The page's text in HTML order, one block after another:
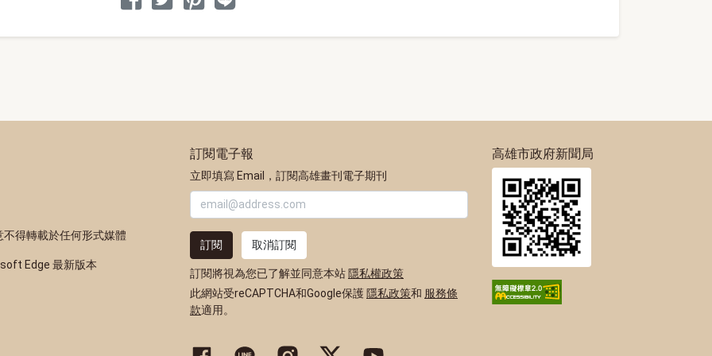
得轉載於任何形式媒體
Edge 最新版本
訂閱電子報
立即填寫 Email，訂閱高雄畫刊電子期刊
訂閱 取消訂閱
訂閱將視為您已了解並同意本站隱私權政策
此網站受reCAPTCHA和Google保護隱私政策和 服務條
款適用。
高雄市政府新聞局Facebook粉絲專頁
高雄市政府Line官方帳號
高雄市政府Instagram官方帳號
高雄市政府Twitter官方帳號
高雄市政府Youtube頻道
高雄市政府新聞局